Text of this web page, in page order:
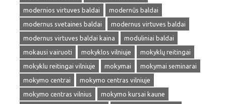
modernios virtuves baldai
modernūs baldai
modernus svetaines baldai
modernus virtuves baldai
modernus virtuves baldai kaina
moduliniai baldai
mokausi vairuoti
mokyklos vilniuje
mokyklų reitingai
mokyklu reitingai vilniuje
mokymai
mokymai seminarai
mokymo centrai
mokymo centras vilniuje
mokymo centras vilnius
mokymo kursai kaune